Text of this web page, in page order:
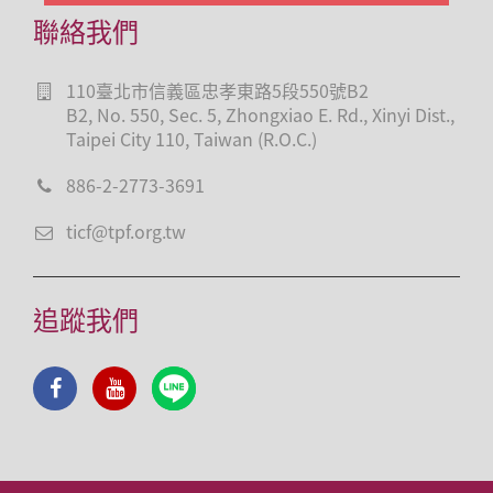
聯絡我們
110臺北市信義區忠孝東路5段550號B2
B2, No. 550, Sec. 5, Zhongxiao E. Rd., Xinyi Dist.,
Taipei City 110, Taiwan (R.O.C.)
886-2-2773-3691
ticf@tpf.org.tw
追蹤我們